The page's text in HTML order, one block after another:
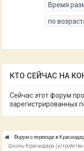
КТО СЕЙЧАС НА
Сейчас этот форум
зарегистрированных
Форум о переезде в
Школы Краснодара